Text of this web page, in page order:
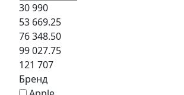
30 990
53 669.25
76 348.50
99 027.75
121 707
Бренд